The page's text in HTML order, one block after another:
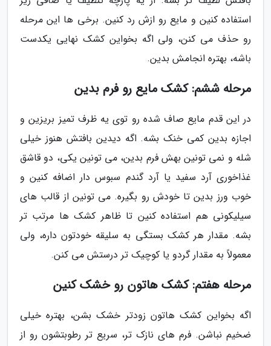
استفاده کنین و مایع رو ازش رد کنین. برخی ها این مرحله
رو حذف می کنن، ولی اگه بخواین کشک نهایی یکدست
باشه، بهتره انجامش بدین.
مرحله ششم: کشک مایع رو فرم بدین
در این قدم مایع صاف شده رو توی یه ظرف تمیز بریزین و
اجازه بدین کمی خنک بشه. اگه دیدین بافتش هنوز خیلی
شله و نمی تونین بهش فرم بدین، می تونین یکی، دو قاشق
غذاخوری آرد سفید یا آرد گندم سبوس دار اضافه کنین و
خوب ورز بدین تا خودش رو بگیره. می تونین از قالب های
سیلیکونی هم استفاده کنین تا ظاهر کشک ها مرتب تر
بشه. مقدار هر کشک بستگی به سلیقه خودتون داره، ولی
معمولاً به مقدار گردو یا کوچیک تر درستش می کنن.
مرحله هفتم: کشک هاتون رو خشک کنین
اگه بخواین کشک هاتون زودتر خشک بشن، بهتره خیلی
ضخیم نباشن. فرم های نازک تر، سریع تر رطوبتشون رو از